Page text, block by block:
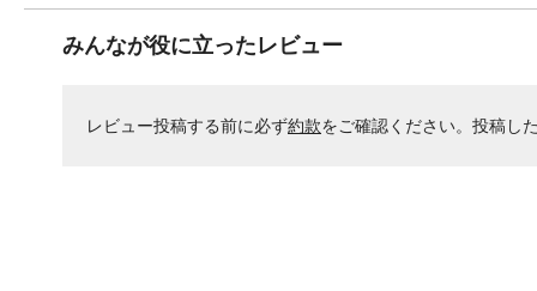
みんなが役に立ったレビュー
レビュー投稿する前に必ず約款をご確認ください。投稿し